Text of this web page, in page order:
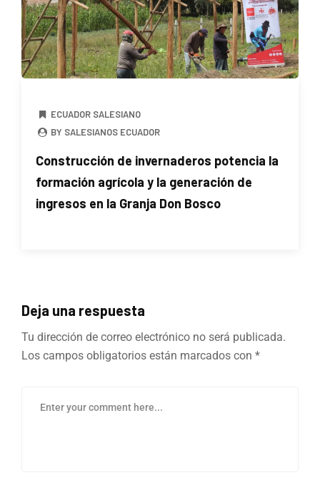
ECUADOR SALESIANO
BY SALESIANOS ECUADOR
Construcción de invernaderos potencia la
formación agrícola y la generación de
ingresos en la Granja Don Bosco
Deja una respuesta
Tu dirección de correo electrónico no será publicada.
Los campos obligatorios están marcados con *